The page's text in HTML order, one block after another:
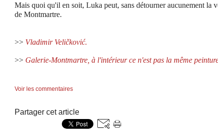
Mais quoi qu'il en soit, Luka peut, sans détourner aucunement la
de Montmartre.
>> Vladimir Veličković.
>> Galerie-Montmartre, à l'intérieur ce n'est pas la même
Voir les commentaires
Partager cet article